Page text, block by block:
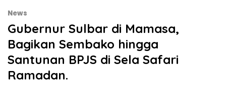
News
Gubernur Sulbar di Mamasa,
Bagikan Sembako hingga
Santunan BPJS di Sela Safari
Ramadan.